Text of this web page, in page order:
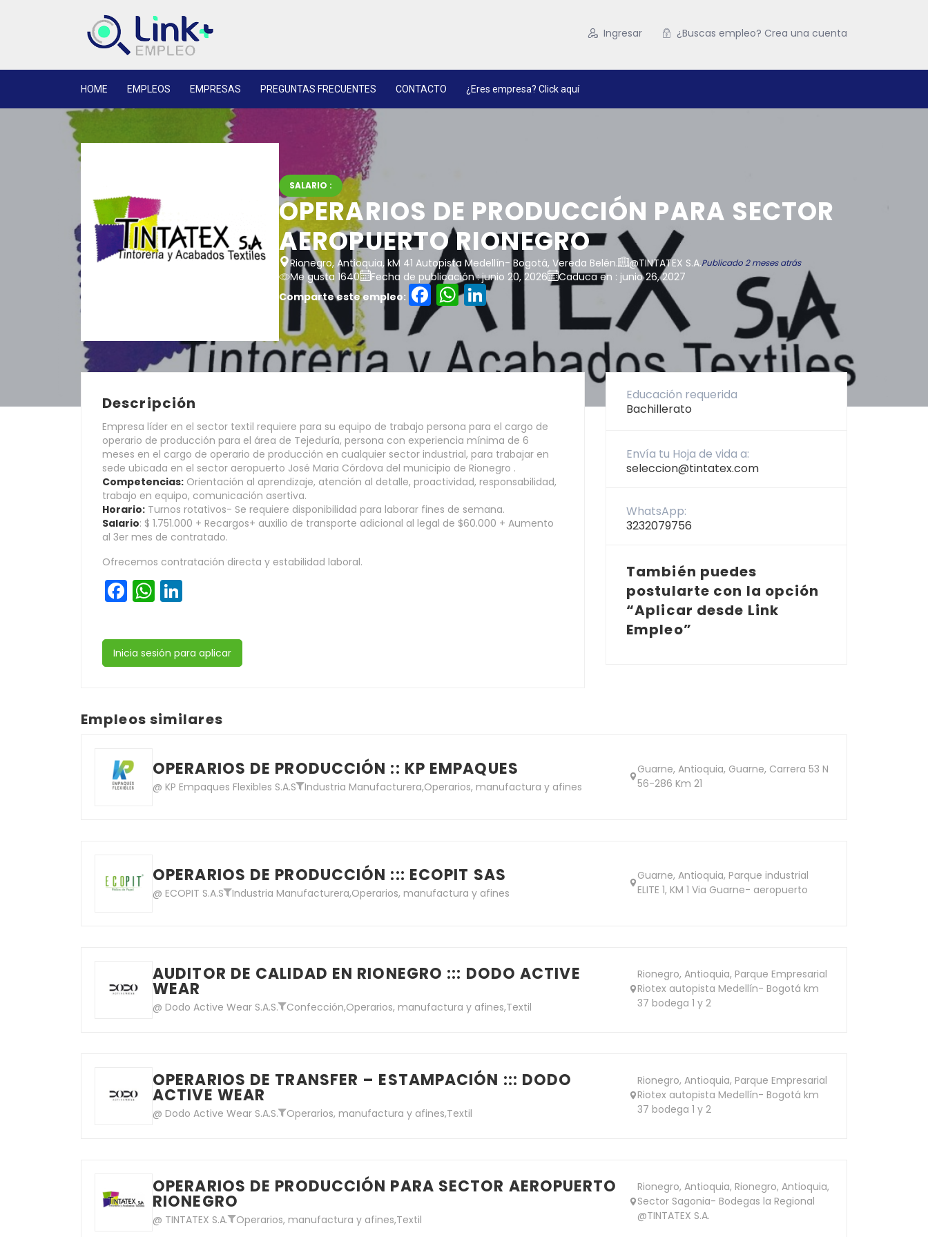
Ingresar ¿Buscas empleo? Crea una cuenta
HOME EMPLEOS EMPRESAS PREGUNTAS FRECUENTES CONTACTO ¿Eres empresa? Click aquí
SALARIO :
OPERARIOS DE PRODUCCIÓN PARA SECTOR
AEROPUERTO RIONEGRO
Rionegro, Antioquia, kM 41 Autopista Medellín- Bogotá, Vereda Belén. @TINTATEX S.A.Publicado 2 meses atrás
Me gusta 1640 Fecha de publicación : junio 20, 2026
Caduca en : junio 26, 2027
Comparte este empleo:
Facebook
WhatsApp
LinkedIn
Descripción
Empresa líder en el sector textil requiere para su equipo de trabajo persona para el cargo de
operario de producción para el área de Tejeduría, persona con experiencia mínima de 6
meses en el cargo de operario de producción en cualquier sector industrial, para trabajar en
sede ubicada en el sector aeropuerto José Maria Córdova del municipio de Rionegro .
Competencias: Orientación al aprendizaje, atención al detalle, proactividad, responsabilidad,
trabajo en equipo, comunicación asertiva.
Horario: Turnos rotativos- Se requiere disponibilidad para laborar fines de semana.
Salario: $ 1.751.000 + Recargos+ auxilio de transporte adicional al legal de $60.000 + Aumento
al 3er mes de contratado.
Ofrecemos contratación directa y estabilidad laboral.
Facebook
WhatsApp
Inicia sesión para aplicar
Educación requerida
Bachillerato
Envía tu Hoja de vida a:
seleccion@tintatex.com
WhatsApp:
3232079756
También puedes
postularte con la opción
“Aplicar desde Link
Empleo”
Empleos similares
OPERARIOS DE PRODUCCIÓN :: KP EMPAQUES
@ KP Empaques Flexibles S.A.S Industria Manufacturera,Operarios, manufactura y afines
Guarne, Antioquia, Guarne, Carrera 53 N
56-286 Km 21
OPERARIOS DE PRODUCCIÓN ::: ECOPIT SAS
@ ECOPIT S.A.S Industria Manufacturera,Operarios, manufactura y afines
Guarne, Antioquia, Parque industrial
ELITE 1, KM 1 Via Guarne- aeropuerto
AUDITOR DE CALIDAD EN RIONEGRO ::: DODO ACTIVE
WEAR
@ Dodo Active Wear S.A.S. Confección,Operarios, manufactura y afines,Textil
Rionegro, Antioquia, Parque Empresarial
Riotex autopista Medellín- Bogotá km
37 bodega 1 y 2
OPERARIOS DE TRANSFER – ESTAMPACIÓN ::: DODO
ACTIVE WEAR
@ Dodo Active Wear S.A.S. Operarios, manufactura y afines,Textil
Rionegro, Antioquia, Parque Empresarial
Riotex autopista Medellín- Bogotá km
37 bodega 1 y 2
OPERARIOS DE PRODUCCIÓN PARA SECTOR AEROPUERTO
RIONEGRO
@ TINTATEX S.A. Operarios, manufactura y afines,Textil
Rionegro, Antioquia, Rionegro, Antioquia,
Sector Sagonia- Bodegas la Regional
@TINTATEX S.A.